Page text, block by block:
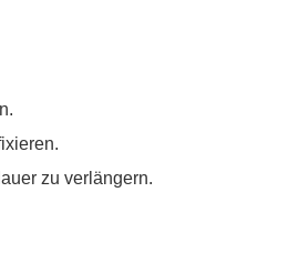
zu verlängern.